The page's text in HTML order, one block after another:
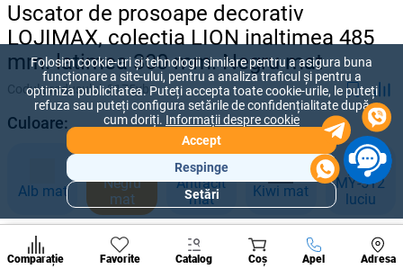
Uscator de prosoape decorativ
LOJIMAX, colectia LION inaltimea 485
mm. latimea 300 mm. Negru mat
Codul produsului:3175yb
Culoare:
Alb mat
Negru
mat
Antracit
mat
Kiwi mat
MY-512
luciu
Dimensiune, mm:
Comparație Favorite Catalog Coș Apel Adresa
A suna
Secțiuni
populare
de
Folosim cookie-uri și tehnologii similare pentru a asigura buna
funcționare a site-ului, pentru a analiza traficul și pentru a
optimiza publicitatea. Puteți accepta toate cookie-urile, le puteți
refuza sau puteți configura setările de confidențialitate după
cum doriți. Informații despre cookie
Accept
Respinge
Setări